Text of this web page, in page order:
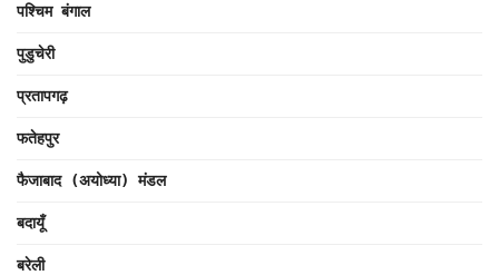
पश्चिम बंगाल
पुडुचेरी
प्रतापगढ़
फतेहपुर
फैजाबाद (अयोध्या) मंडल
बदायूँ
बरेली